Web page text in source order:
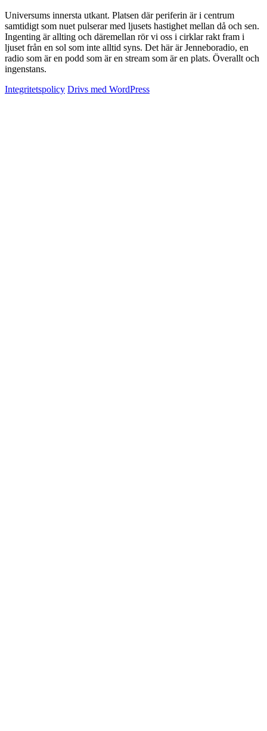
Universums innersta utkant. Platsen där periferin är i centrum
samtidigt som nuet pulserar med ljusets hastighet mellan då och sen.
Ingenting är allting och däremellan rör vi oss i cirklar rakt fram i
ljuset från en sol som inte alltid syns. Det här är Jenneboradio, en
radio som är en podd som är en stream som är en plats. Överallt och
ingenstans.
Integritetspolicy Drivs med WordPress